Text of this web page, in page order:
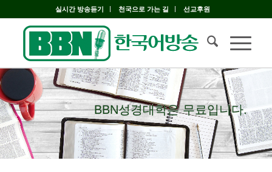
실시간 방송듣기 천국으로 가는 길 선교후원
BBN성경대학은 무료입니다.
BBN성경대학은 무료입니다.